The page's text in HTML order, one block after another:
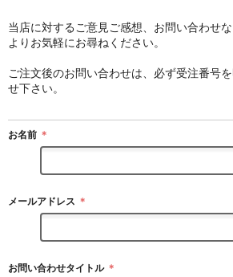
当店に対するご意見ご感想、お問い合わせ
よりお気軽にお尋ねください。
ご注文後のお問い合わせは、必ず受注番号
せ下さい。
お名前 ＊
メールアドレス ＊
お問い合わせタイトル ＊